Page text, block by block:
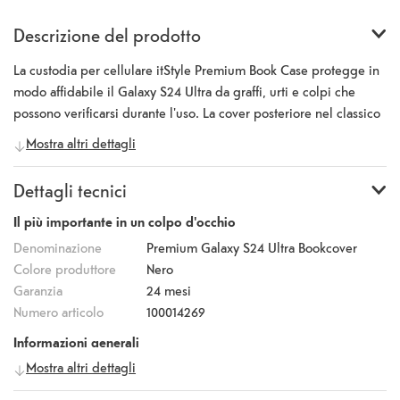
Descrizione del prodotto
La custodia per cellulare itStyle Premium Book Case protegge in
modo affidabile il Galaxy S24 Ultra da graffi, urti e colpi che
possono verificarsi durante l'uso. La cover posteriore nel classico
nero è realizzata in pelle sintetica di alta qualità e si adatta
ergonomicamente alla mano. Grazie all'intelligente funzione di
orizzontale per godersi comodamente film, foto e serie.La
custodia del cellulare è inoltre dotata di una chiusura magnetica
per mantenere il Galaxy S24 Ultra saldamente all'interno della
cover. Tutte le porte, la tastiera e l'obiettivo della fotocamera sono
liberamente accessibili anche quando il coperchio è chiuso.
Mostra altri dettagli
Dettagli tecnici
Il più importante in un colpo d'occhio
Denominazione
Premium Galaxy S24 Ultra Bookcover
Colore produttore
Nero
Garanzia
24 mesi
Numero articolo
100014269
Informazioni generali
Produttore
Numero
Y0SM003FU83
Mostra altri dettagli